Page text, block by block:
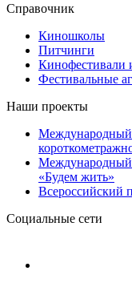
Справочник
Киношколы
Питчинги
Кинофестивали
Фестивальные
Наши проекты
Международный
Международный
«Будем жить»
Всероссийский
Социальные сети